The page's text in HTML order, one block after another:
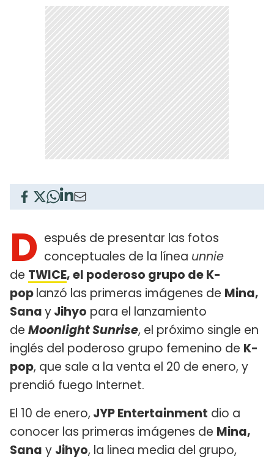
D espués de presentar las fotos
conceptuales de la línea unnie
de TWICE, el poderoso grupo de K-
poplanzó las primeras imágenes de Mina,
SanayJihyo para el lanzamiento
de Moonlight Sunrise, el próximo single en
inglés del poderoso grupo femenino de K-
pop, que sale a la venta el 20 de enero, y
prendió fuego Internet.
El 10 de enero, JYP Entertainment dio a
conocer las primeras imágenes de Mina,
Sana y Jihyo, la linea media del grupo,